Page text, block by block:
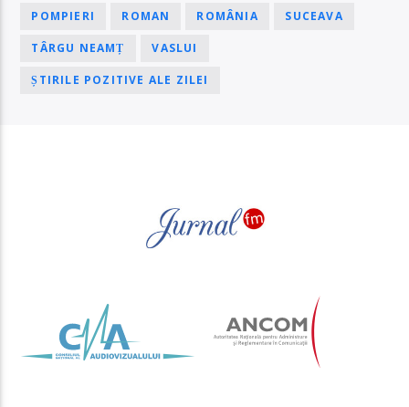
POMPIERI ROMAN ROMÂNIA SUCEAVA
TÂRGU NEAMȚ VASLUI
ȘTIRILE POZITIVE ALE ZILEI